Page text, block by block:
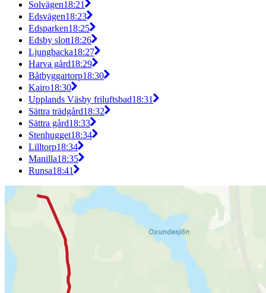
Solvägen18:21
Edsvägen18:23
Edsparken18:25
Edsby slott18:26
Ljungbacka18:27
Harva gård18:29
Båtbyggartorp18:30
Kairo18:30
Upplands Väsby friluftsbad18:31
Sättra trädgård18:32
Sättra gård18:33
Stenhugget18:34
Lilltorp18:34
Manilla18:35
Runsa18:41